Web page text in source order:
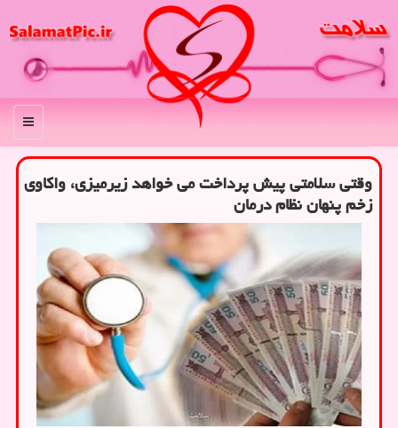
منو
وقتی سلامتی پیش پرداخت می خواهد زیرمیزی، واکاوی
زخم پنهان نظام درمان